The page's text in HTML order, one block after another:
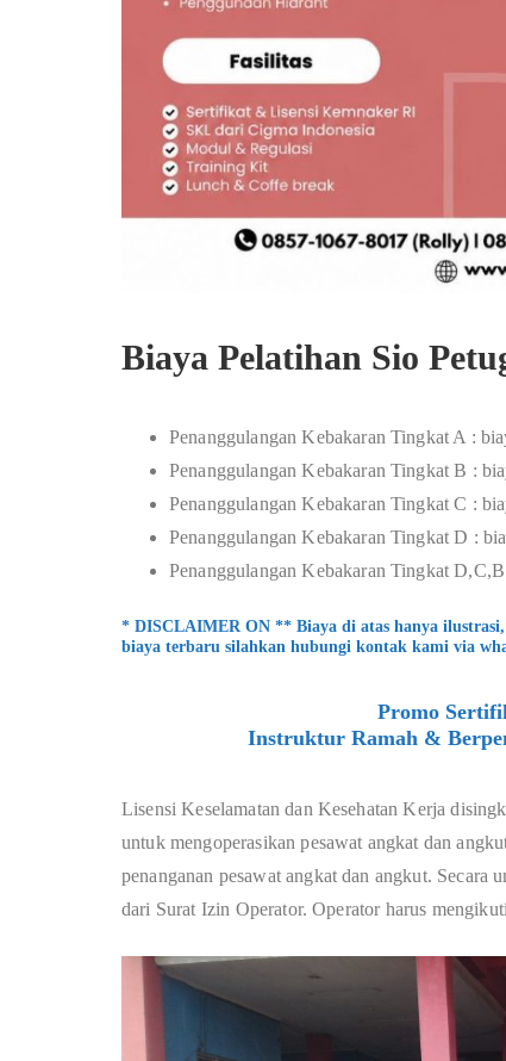
Biaya Pelatihan Sio
Penanggulangan Kebakaran Tingkat A :
Penanggulangan Kebakaran Tingkat B :
Penanggulangan Kebakaran Tingkat C :
Penanggulangan Kebakaran Tingkat D :
Penanggulangan Kebakaran Tingkat
* DISCLAIMER ON ** Biaya di atas hanya
biaya terbaru silahkan hubungi kontak kami via
Promo
Instruktur Ramah &
Lisensi Keselamatan dan Kesehatan Kerja
untuk mengoperasikan pesawat angkat dan
penanganan pesawat angkat dan angkut. Secara
dari Surat Izin Operator. Operator harus